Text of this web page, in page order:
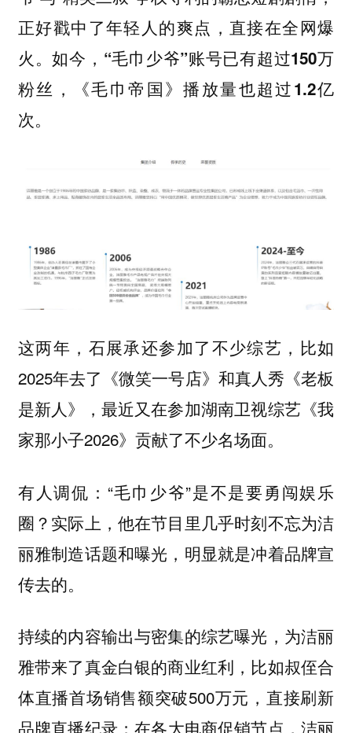
正好戳中了年轻人的爽点，直接在全网爆
火。如今， “毛巾少爷”账号已有超过150万
粉丝，《毛巾帝国》播放量也超过1.2亿
次。
这两年，石展承还参加了不少综艺，比如
2025年去了《微笑一号店》和真人秀《老板
是新人》，最近又在参加湖南卫视综艺《我
家那小子2026》贡献了不少名场面。
有人调侃：“毛巾少爷”是不是要勇闯娱乐
圈？实际上，他在节目里几乎时刻不忘为洁
丽雅制造话题和曝光，明显就是冲着品牌宣
传去的。
持续的内容输出与密集的综艺曝光，为洁丽
雅带来了真金白银的商业红利，比如叔侄合
体直播首场销售额突破500万元，直接刷新
品牌直播纪录；在各大电商促销节点，洁丽